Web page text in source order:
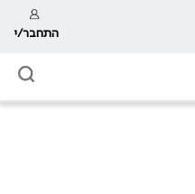
התחבר/י